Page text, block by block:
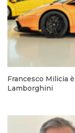
Francesco Milicia
Lamborghini